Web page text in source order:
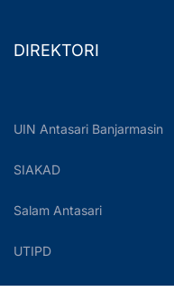
DIREKTORI
UIN Antasari Banjarmasin
SIAKAD
Salam Antasari
UTIPD